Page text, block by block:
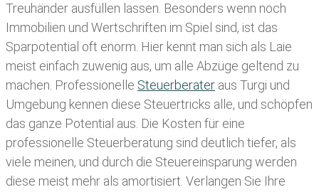
Treuhänder ausfüllen lassen . Besonders wenn noch
Immobilien und Wertschriften im Spiel sind, ist das
Sparpotential oft enorm. Hier kennt man sich als Laie
meist einfach zuwenig aus, um alle Abzüge geltend zu
machen. Professionelle Steuerberater aus Turgi und
Umgebung kennen diese Steuertricks alle, und schöpfen
das ganze Potential aus. Die Kosten für eine
professionelle Steuerberatung sind deutlich tiefer, als
viele meinen, und durch die Steuereinsparung werden
diese meist mehr als amortisiert. Verlangen Sie Ihre